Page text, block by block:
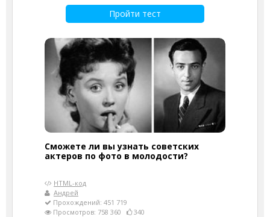
Пройти тест
Сможете ли вы узнать советских
актеров по фото в молодости?
HTML-код
Андрей
Прохождений: 451 719
Просмотров: 758 360
340